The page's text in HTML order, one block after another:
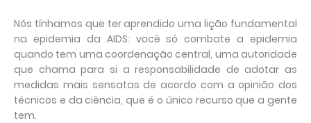
Nós tínhamos que ter aprendido uma lição fundamental
na epidemia da AIDS: você só combate a epidemia
quando tem uma coordenação central, uma autoridade
que chama para si a responsabilidade de adotar as
medidas mais sensatas de acordo com a opinião dos
técnicos e da ciência, que é o único recurso que a gente
tem.